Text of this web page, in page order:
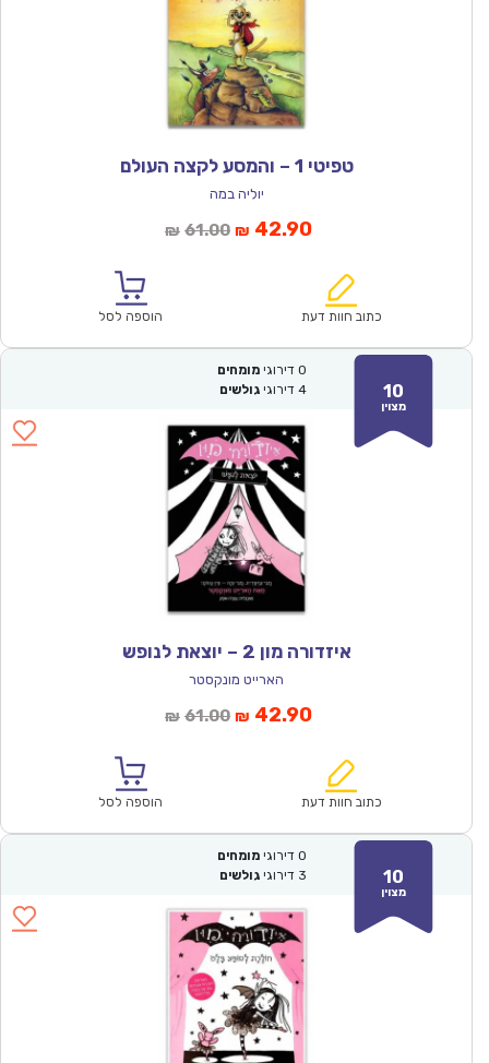
טפיטי 1 – והמסע לקצה העולם
יוליה במה
₪ 61.00המחיר
₪61.00.
₪ 42.90המחיר
הוא:
כתוב חוות דעת הוספה לסל
10
מצוין
0 דירוגי מומחים
4 דירוגי גולשים
איזדורה מון 2 – יוצאת לנופש
הארייט מונקסטר
₪ 61.00המחיר
₪61.00.
₪ 42.90המחיר
הוא:
כתוב חוות דעת הוספה לסל
10
מצוין
0 דירוגי מומחים
3 דירוגי גולשים